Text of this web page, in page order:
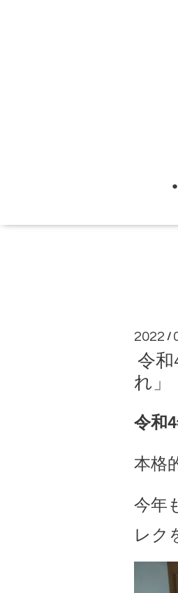
2022 /
令
れ」
令和
本格
今年
レク